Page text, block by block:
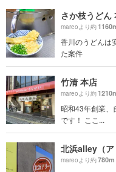
さか枝うどん
mareoより約
香川のうどんは
た案件
竹清 本店
mareoより約
昭和43年創業、
です！ ここ...
北浜alley（ア
mareoより約780m